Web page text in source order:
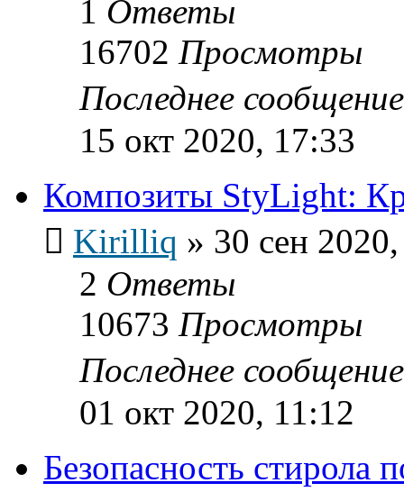
1 Ответы
16702 Просмотры
Последнее
15 окт 2020, 17:33
Композиты StyLight:
Kirilliq » 30 сен
2 Ответы
10673 Просмотры
Последнее
01 окт 2020, 11:12
Безопасность стирола